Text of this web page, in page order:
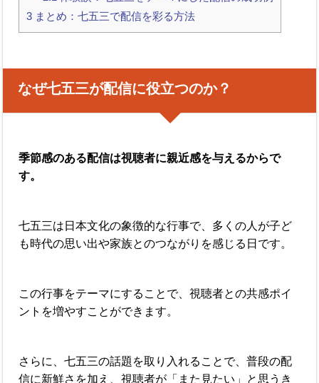
3 まとめ：七五三で配信を彩る方法
なぜ七五三が配信に役立つのか？
季節感のある配信は視聴者に親近感を与えるからで
す。
七五三は日本文化の象徴的な行事で、多くの人が子ど
も時代の思い出や家族とのつながりを感じる日です。
この行事をテーマにすることで、視聴者との共感ポイ
ントを増やすことができます。
さらに、七五三の話題を取り入れることで、普段の配
信に新鮮さを加え、視聴者が「また見たい」と思うき